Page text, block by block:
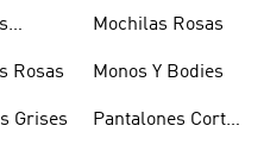
Rosas
Grises
Mochilas Rosas
Monos Y Bodies
Pantalones Cortos